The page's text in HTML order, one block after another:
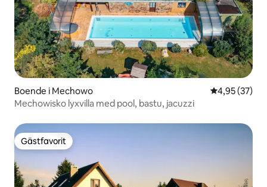
Boende i Mechowo 4,95 av 5 i
4,95 (37)
Mechowisko lyxvilla med pool, bastu, jacuzzi
Gästfavorit
Gästfavorit